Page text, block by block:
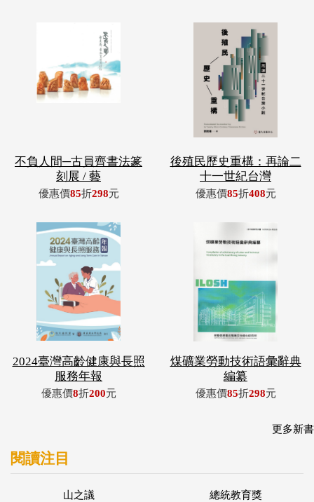
不負人間─古員齊書法篆
刻展 / 藝
優惠價85折298元
後殖民歷史重構：再論二
十一世紀台灣
優惠價85折408元
2024臺灣高齡健康與長照
服務年報
優惠價8折200元
煤礦業勞動技術語彙辭典
編纂
優惠價85折298元
更多新書
閱讀注目
山之議 總統教育獎